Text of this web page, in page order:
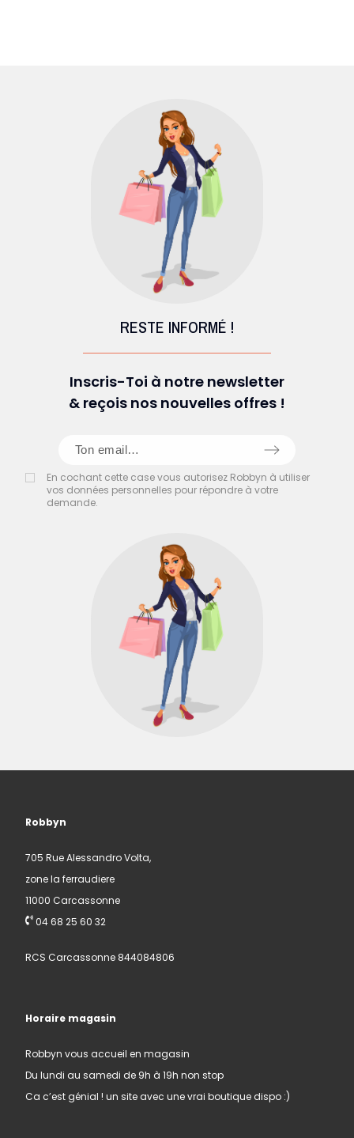
RESTE INFORMÉ !
Inscris-Toi à notre newsletter
& reçois nos nouvelles offres !
En cochant cette case vous autorisez Robbyn à utiliser
vos données personnelles pour répondre à votre
demande.
Robbyn
705 Rue Alessandro Volta,
zone la ferraudiere
11000 Carcassonne
04 68 25 60 32
RCS Carcassonne 844084806
Horaire magasin
Robbyn vous accueil en magasin
Du lundi au samedi de 9h à 19h non stop
Ca c’est génial ! un site avec une vrai boutique dispo :)